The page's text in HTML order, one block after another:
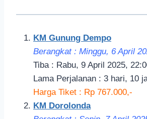
KM Gunung Dempo
Berangkat : Minggu, 6 April
Tiba : Rabu, 9 April 2025,
Lama Perjalanan : 3 hari, 10
Harga Tiket : Rp 767.000,-
KM Dorolonda